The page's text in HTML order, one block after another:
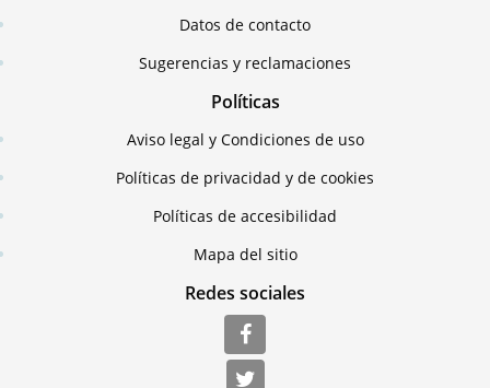
Datos de contacto
Sugerencias y reclamaciones
Políticas
Aviso legal y Condiciones de uso
Políticas de privacidad y de cookies
Políticas de accesibilidad
Mapa del sitio
Redes sociales